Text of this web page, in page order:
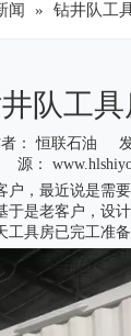
闻 » 钻井队工
队工
恒联石油 发
源：
户，最近说是需
于是老客户，设
工具房已完工准备